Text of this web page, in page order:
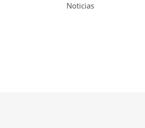
Noticias